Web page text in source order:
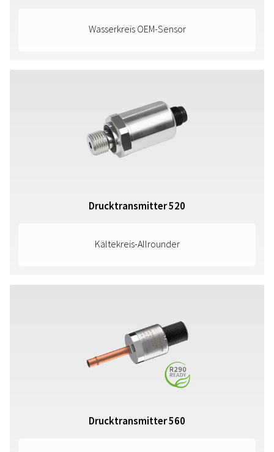
Wasserkreis OEM-Sensor
Drucktransmitter 520
Kältekreis-Allrounder
Drucktransmitter 560